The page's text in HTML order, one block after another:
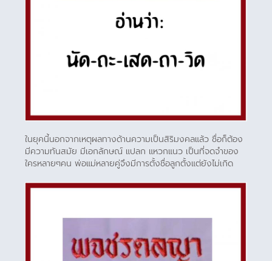
ในยุคนี้นอกจากเหตุผลทางด้านความเป็นสิริมงคลแล้ว ชื่อก็ต้อง
มีความทันสมัย มีเอกลักษณ์ แปลก แหวกแนว เป็นที่จดจำของ
ใครหลายๆคน พ่อแม่หลายคู่จึงมีการตั้งชื่อลูกตั้งแต่ยังไม่เกิด